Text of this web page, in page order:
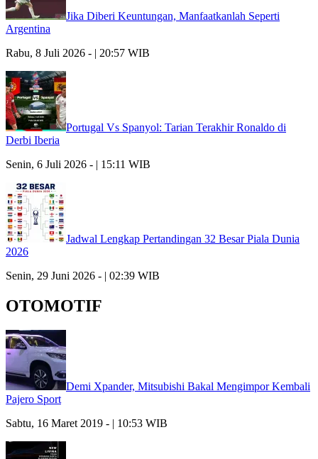
Jika Diberi Keuntungan, Manfaatkanlah Seperti
Argentina
Rabu, 8 Juli 2026 - | 20:57 WIB
Portugal Vs Spanyol: Tarian Terakhir Ronaldo di
Derbi Iberia
Senin, 6 Juli 2026 - | 15:11 WIB
Jadwal Lengkap Pertandingan 32 Besar Piala Dunia
2026
Senin, 29 Juni 2026 - | 02:39 WIB
OTOMOTIF
Demi Xpander, Mitsubishi Bakal Mengimpor Kembali
Pajero Sport
Sabtu, 16 Maret 2019 - | 10:53 WIB